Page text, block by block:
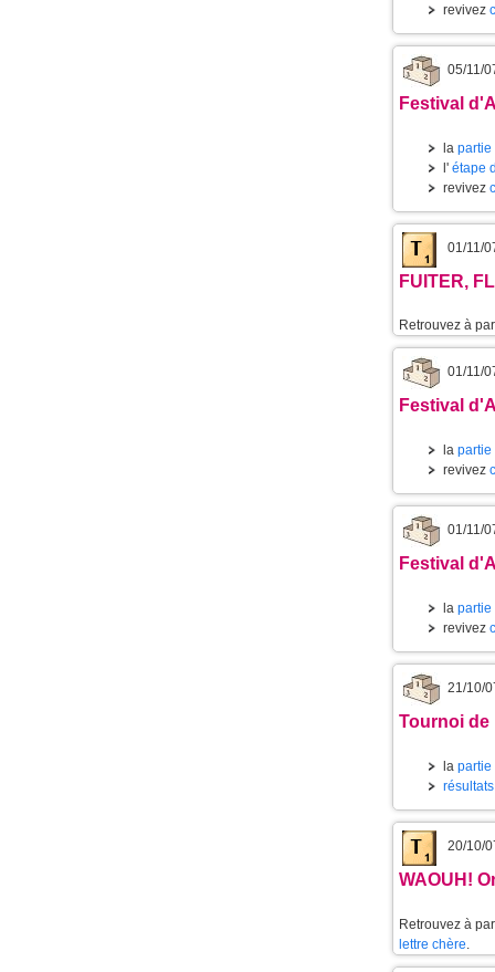
revivez
05/11/
Festival
la partie
l' étape
revivez
01/11/
FUITER,
Retrouvez à
01/11/
Festival
la partie
revivez
01/11/
Festival
la partie
revivez
21/10/
Tournoi de
la partie
20/10/
WAOUH!
Retrouvez à
lettre chère